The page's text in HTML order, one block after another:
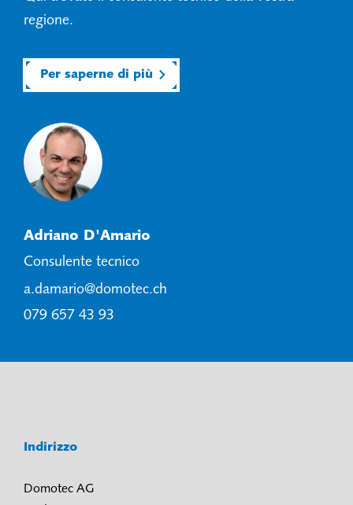
regione.
Per saperne di più
Adriano D'Amario
Consulente tecnico
a.damario@domotec.ch
079 657 43 93
Indirizzo
Domotec AG